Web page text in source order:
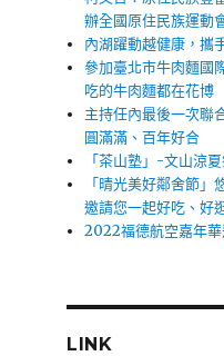
辦全國原住民族運動
內湖躍動越健康，攜
參加臺北市牛肉麵國
吃的牛肉麵都在花博
主持任內最後一次聯
圓滿滿、百年好合
「茶山塾」-文山涼
「晴光美好鄰舍節
邀請您一起好吃、好
2022福德航空嘉年
LINK